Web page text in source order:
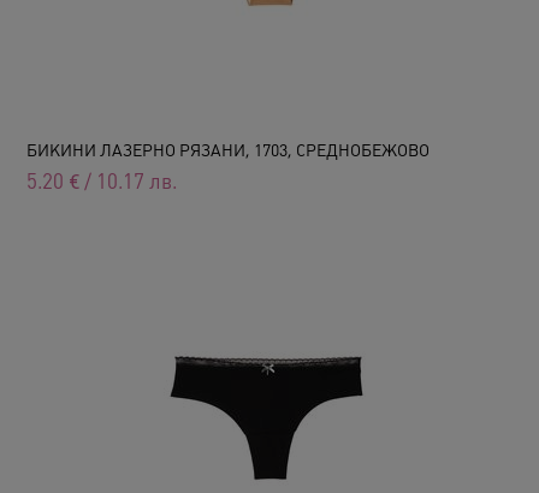
БИКИНИ ЛАЗЕРНО РЯЗАНИ, 1703, СРЕДНОБЕЖОВО
5.20 € / 10.17 лв.